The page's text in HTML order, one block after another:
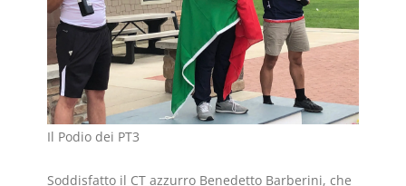
Il Podio dei PT3
Soddisfatto il CT azzurro Benedetto Barberini, che